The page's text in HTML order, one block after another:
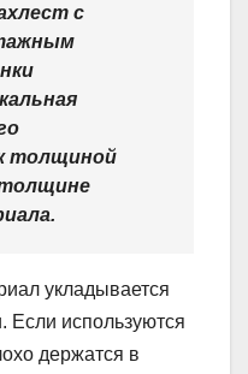
с
толщиной
укладывается
Если используются
держатся в